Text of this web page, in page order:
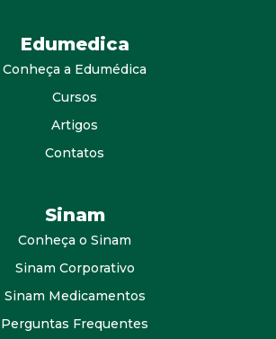
Edumedica
Conheça a Edumédica
Cursos
Artigos
Contatos
Sinam
Conheça o Sinam
Sinam Corporativo
Sinam Medicamentos
Perguntas Frequentes